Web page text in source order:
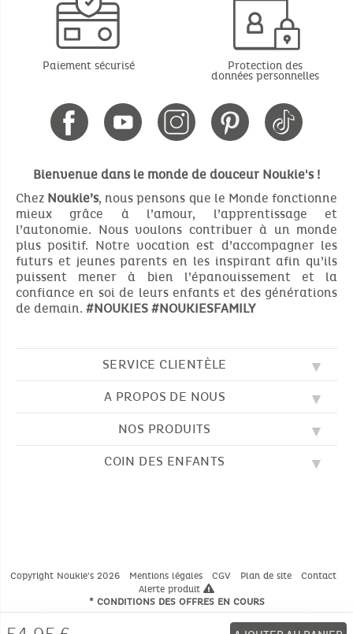
Paiement sécurisé Protection des
données personnelles
Bienvenue dans le monde de douceur Noukie's !
Chez Noukie’s, nous pensons que le Monde fonctionne
mieux grâce à l’amour, l’apprentissage et
l’autonomie. Nous voulons contribuer à un monde
plus positif. Notre vocation est d’accompagner les
futurs et jeunes parents en les inspirant afin qu’ils
puissent mener à bien l’épanouissement et la
confiance en soi de leurs enfants et des générations
de demain. #NOUKIES #NOUKIESFAMILY
SERVICE CLIENTÈLE
QUESTIONS FRÉQUENTES (FAQ)
CONTACTEZ-NOUS
CGV
A PROPOS DE NOUS
NOS VALEURS
NOTRE HISTOIRE
NOS PRODUITS
BRODERIE
COIN DES ENFANTS
Copyright Noukie's 2026 Mentions légales CGV Plan de site
Contact
Alerte produit
* CONDITIONS DES OFFRES EN COURS